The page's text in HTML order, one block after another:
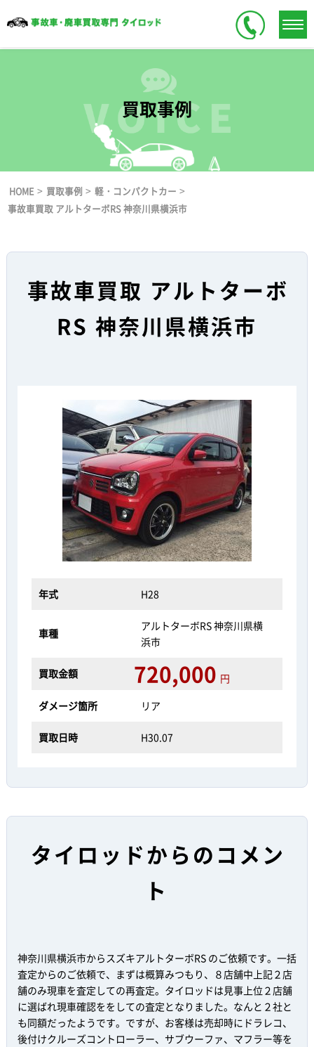
買取事例
HOME > 買取事例 > 軽・コンパクトカー >
事故車買取 アルトターボRS 神奈川県横浜市
事故車買取 アルトターボ
RS 神奈川県横浜市
年式 H28
車種
アルトターボRS 神奈川県横
浜市
買取金額 720,000 円
ダメージ箇所
リア
買取日時 H30.07
タイロッドからのコメン
ト
神奈川県横浜市からスズキアルトターボRS のご依頼です。一括
査定からのご依頼で、まずは概算みつもり、８店舗中上記２店
舗のみ現車を査定しての再査定。タイロッドは見事上位２店舗
に選ばれ現車確認ををしての査定となりました。なんと２社と
も同額だったようです。ですが、お客様は売却時にドラレコ、
後付けクルーズコントローラー、サブウーファ、マフラー等を